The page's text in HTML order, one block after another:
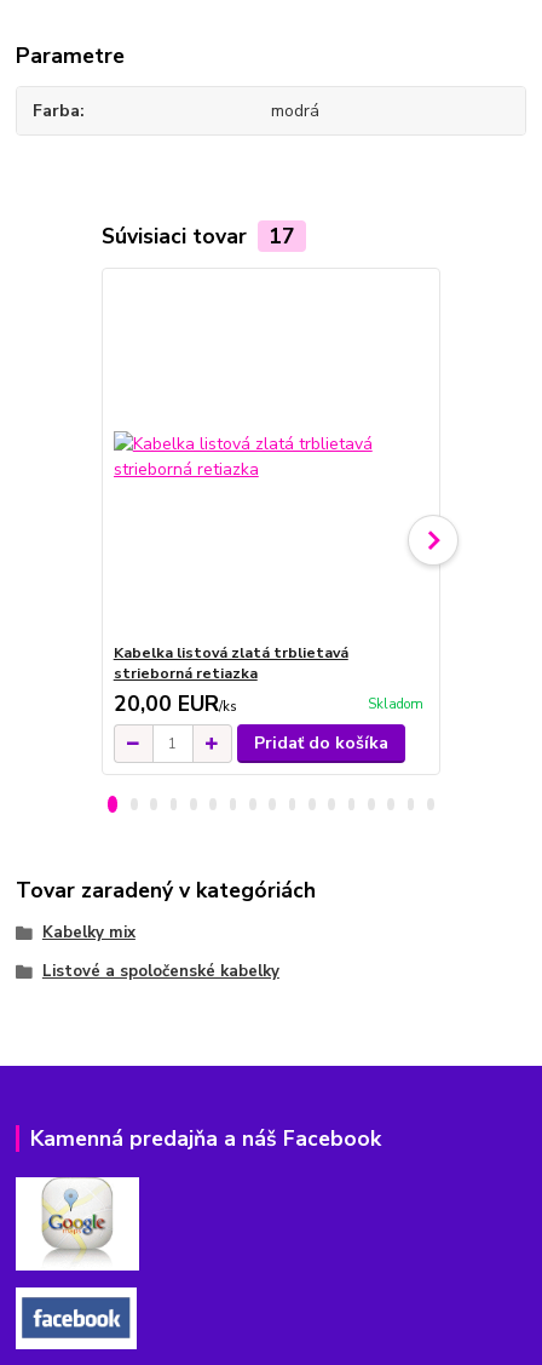
Parametre
Farba modrá
Súvisiaci tovar 17
Kabelka listová zlatá trblietavá
strieborná retiazka
20,00 EUR/ks Skladom
Pridať do košíka
Tovar zaradený v kategóriách
Kabelky mix
Listové a spoločenské kabelky
Kamenná predajňa a náš Facebook